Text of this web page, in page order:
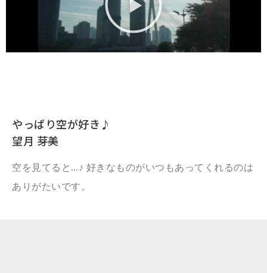
やっぱり空が好き♪
望月 芽美
空を見てると…♪ 好きなものがいつもあってくれるのは
ありがたいです。